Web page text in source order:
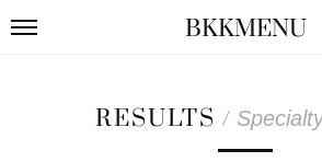
BKKMENU
RESULTS /